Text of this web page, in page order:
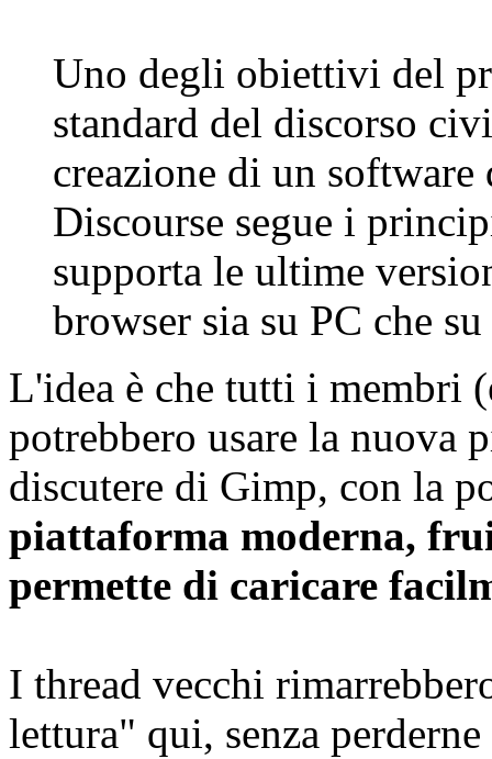
Uno degli obiettivi del
standard del discorso
creazione di un
Discourse segue i
supporta le ultime
browser sia su PC che
L'idea è che tutti i membri
potrebbero usare la nuova
discutere di Gimp, con la
piattaforma moderna,
permette di caricare
I thread vecchi
lettura" qui, senza